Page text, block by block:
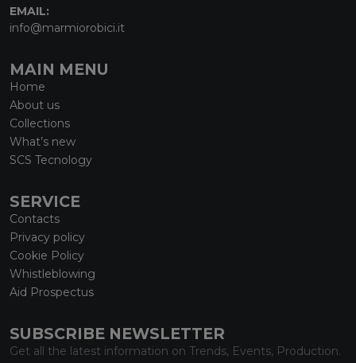
EMAIL:
info@marmiorobici.it
MAIN MENU
Home
About us
Collections
What’s new
SCS Tecnology
SERVICE
Contacts
Privacy policy
Cookie Policy
Whistleblowing
Aid Prospectus
SUBSCRIBE NEWSLETTER
Get all the latest information on Trends, Events, Production.